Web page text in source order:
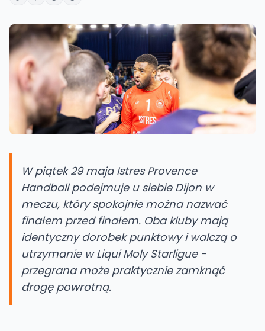
W piątek 29 maja Istres Provence
Handball podejmuje u siebie Dijon w
meczu, który spokojnie można nazwać
finałem przed finałem. Oba kluby mają
identyczny dorobek punktowy i walczą o
utrzymanie w Liqui Moly Starligue -
przegrana może praktycznie zamknąć
drogę powrotną.